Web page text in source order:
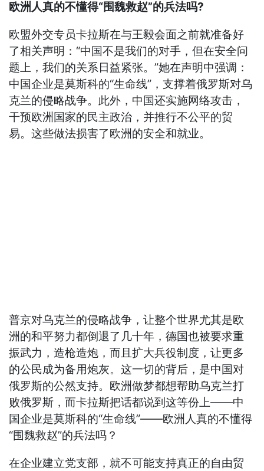
欧洲人真的不懂得“围魏救赵”的兵法吗?
欧盟外交专员卡拉斯在与王毅会面之前就准备好
了相关声明：“中国不是我们的对手，但在安全问
题上，我们的关系日益紧张。”她在声明中强调：
中国企业是莫斯科的“生命线”，支撑着俄罗斯对乌
克兰的侵略战争。此外，中国还实施网络攻击，
干预欧洲国家的民主政治，并推行不公平的贸
易。这些做法损害了欧洲的安全和就业。
普京对乌克兰的侵略战争，让整个世界尤其是欧
洲的和平努力都倒退了几十年，德国也被要求重
振武力，造枪造炮，而且扩大兵役制度，让更多
的公民成为备用炮灰。这一切的背后，是中国对
俄罗斯的公然支持。欧洲做梦都想帮助乌克兰打
败俄罗斯，而卡拉斯把话都说到这等份上——中
国企业是莫斯科的“生命线”——欧洲人真的不懂得
“围魏救赵”的兵法吗？
在企业建立党支部，就不可能支持真正的自由贸